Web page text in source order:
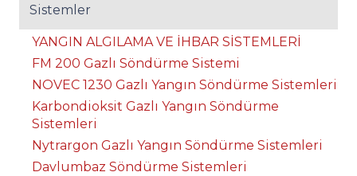
Sistemler
YANGIN ALGILAMA VE İHBAR SİSTEMLERİ
FM 200 Gazlı Söndürme Sistemi
NOVEC 1230 Gazlı Yangın Söndürme Sistemleri
Karbondioksit Gazlı Yangın Söndürme
Sistemleri
Nytrargon Gazlı Yangın Söndürme Sistemleri
Davlumbaz Söndürme Sistemleri